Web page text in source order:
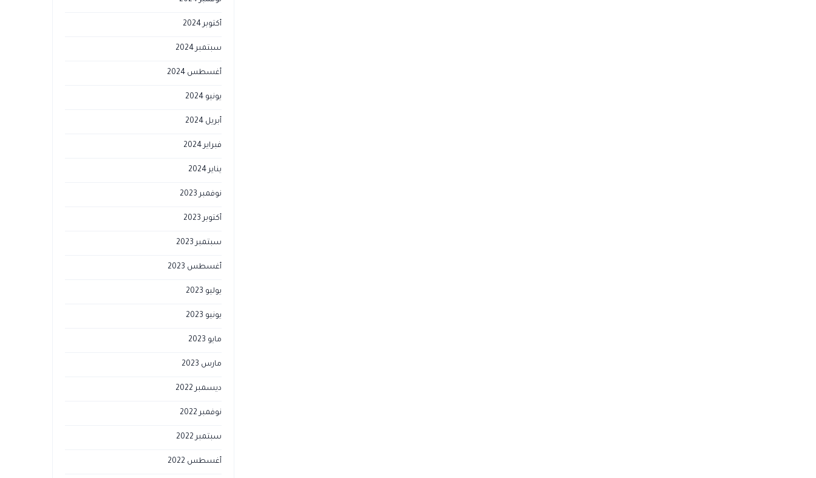
أكتوبر 2024
سبتمبر 2024
أغسطس 2024
يونيو 2024
أبريل 2024
فبراير 2024
يناير 2024
نوفمبر 2023
أكتوبر 2023
سبتمبر 2023
أغسطس 2023
يوليو 2023
يونيو 2023
مايو 2023
مارس 2023
ديسمبر 2022
نوفمبر 2022
سبتمبر 2022
أغسطس 2022